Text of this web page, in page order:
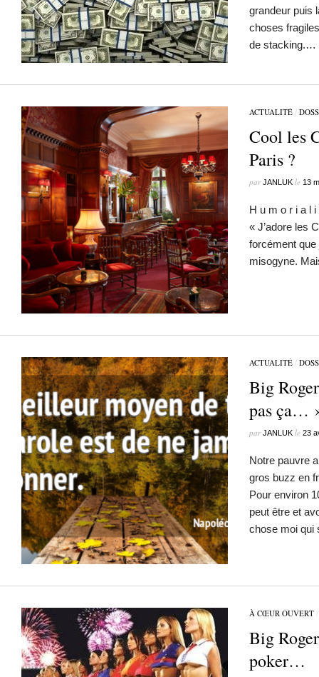
grandeur puis
choses
de stacking.…
ACTUALITÉ /
Cool les
Paris ?
parJANLUK le 13
H u m o r i a l
« J’adore les
forcément
misogyne.
ACTUALITÉ /
Big
pas ça…
parJANLUK le 23
Notre pauvre
gros buzz en
Pour environ
peut être et
chose moi
À CŒUR OUVERT
Big
poker…